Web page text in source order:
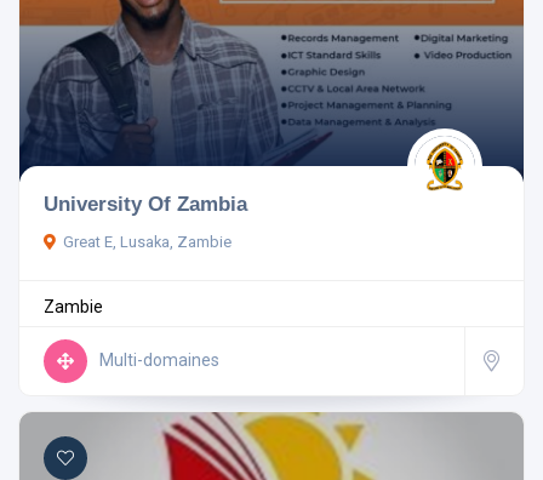
Centres d'intérêt
Pays
Réinitialiser les filtres
University Of Zambia
Great E, Lusaka, Zambie
Zambie
Multi-domaines